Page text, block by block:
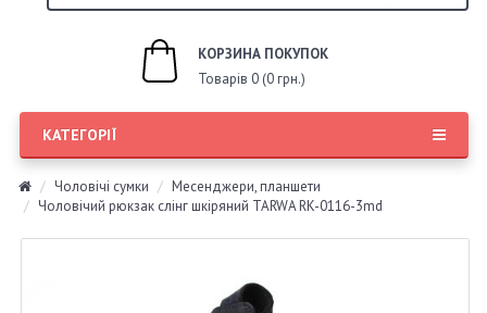
КОРЗИНА ПОКУПОК
Товарів 0 (0 грн.)
КАТЕГОРІЇ
Чоловічі сумки
Месенджери, планшети
Чоловічий рюкзак слінг шкіряний TARWA RK-0116-3md